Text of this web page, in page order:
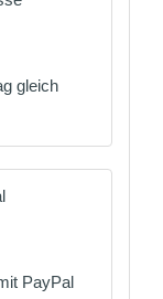
gleich
PayPal